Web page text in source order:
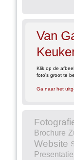
Van
Klik op de
foto's groot te
Ga naar het
Brochure
Website